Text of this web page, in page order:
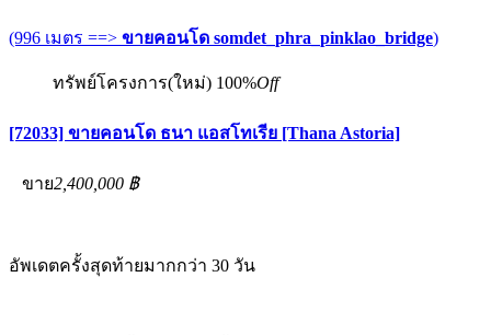
(996 เมตร ==> ขายคอนโด somdet_phra_pinklao_bridge)
ทรัพย์โครงการ(ใหม่) 100%Off
[72033] ขายคอนโด ธนา แอสโทเรีย [Thana Astoria]
ขาย2,400,000 ฿
อัพเดตครั้งสุดท้ายมากกว่า 30 วัน